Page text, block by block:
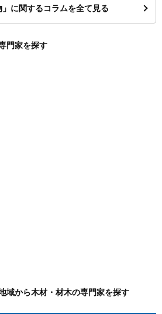
」に関するコラムを全て見る
門家を探す
域から木材・材木の専門家を探す